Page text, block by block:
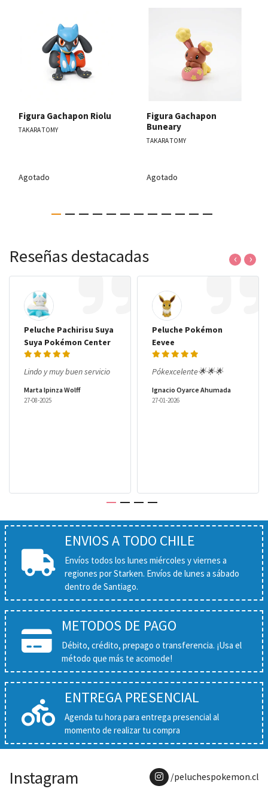
Figura Gachapon Riolu
TAKARA TOMY
Agotado
Figura Gachapon
Buneary
TAKARA TOMY
Agotado
Reseñas destacadas
Peluche Pachirisu Suya
Suya Pokémon Center
Lindo y muy buen servicio
Marta Ipinza Wolff
27-08-2025
Peluche Pokémon
Eevee
Pókexcelente🌟🌟🌟
Ignacio Oyarce Ahumada
27-01-2026
‹ ›
ENVIOS A TODO CHILE
Envíos todos los lunes miércoles y viernes a
regiones por Starken. Envíos de lunes a sábado
dentro de Santiago.
METODOS DE PAGO
Débito, crédito, prepago o transferencia. ¡Usa el
método que más te acomode!
ENTREGA PRESENCIAL
Agenda tu hora para entrega presencial al
momento de realizar tu compra
Instagram /peluchespokemon.cl